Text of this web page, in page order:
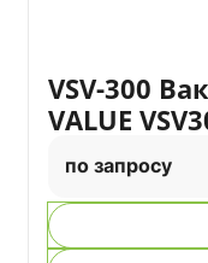
VSV-300
VALUE
по запросу